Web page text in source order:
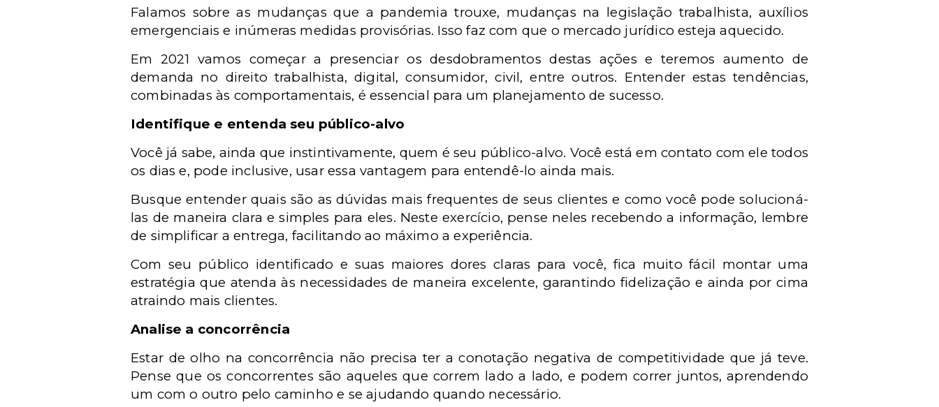
Falamos sobre as mudanças que a pandemia trouxe, mudanças na legislação trabalhista, auxílios
emergenciais e inúmeras medidas provisórias. Isso faz com que o mercado jurídico esteja aquecido.
Em 2021 vamos começar a presenciar os desdobramentos destas ações e teremos aumento de
demanda no direito trabalhista, digital, consumidor, civil, entre outros. Entender estas tendências,
combinadas às comportamentais, é essencial para um planejamento de sucesso.
Identifique e entenda seu público-alvo
Você já sabe, ainda que instintivamente, quem é seu público-alvo. Você está em contato com ele todos
os dias e, pode inclusive, usar essa vantagem para entendê-lo ainda mais.
Busque entender quais são as dúvidas mais frequentes de seus clientes e como você pode solucioná-
las de maneira clara e simples para eles. Neste exercício, pense neles recebendo a informação, lembre
de simplificar a entrega, facilitando ao máximo a experiência.
Com seu público identificado e suas maiores dores claras para você, fica muito fácil montar uma
estratégia que atenda às necessidades de maneira excelente, garantindo fidelização e ainda por cima
atraindo mais clientes.
Analise a concorrência
Estar de olho na concorrência não precisa ter a conotação negativa de competitividade que já teve.
Pense que os concorrentes são aqueles que correm lado a lado, e podem correr juntos, aprendendo
um com o outro pelo caminho e se ajudando quando necessário.